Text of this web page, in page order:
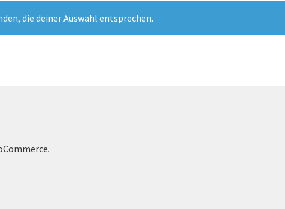
die deiner Auswahl entsprechen.
.